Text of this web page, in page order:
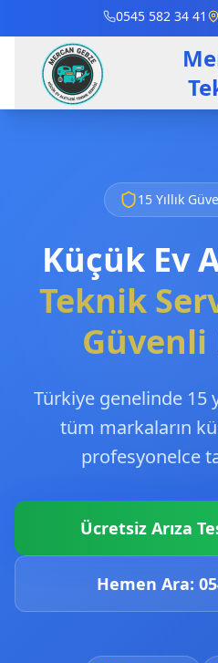
0545 582 34 41
15 Yıllık
Küçük Ev
Teknik
Güvenli
Türkiye genelinde 15
tüm markaların
profesyonelce
Ücretsiz Arıza
Hemen Ara: